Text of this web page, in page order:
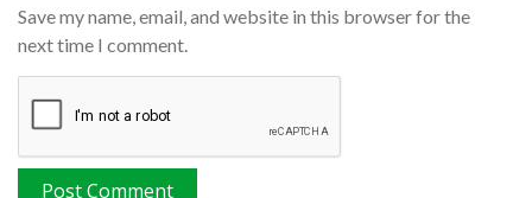
Save my name, email, and website in this browser for the
next time I comment.